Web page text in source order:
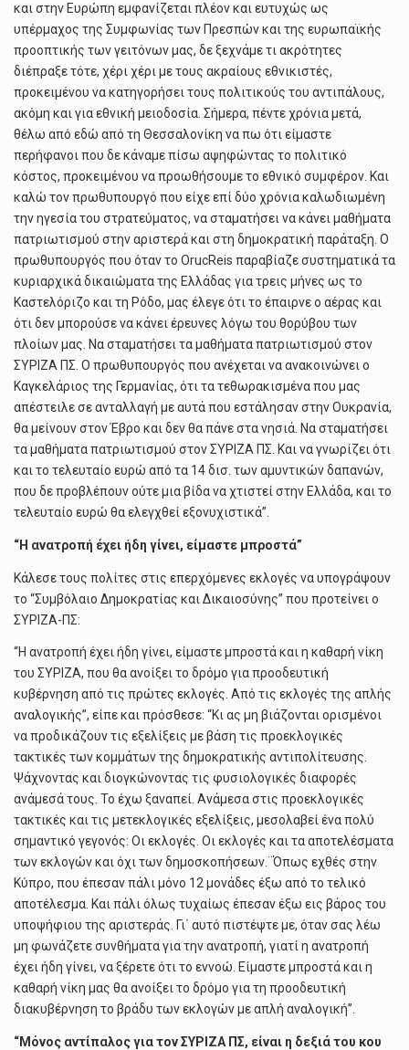
και στην Ευρώπη εμφανίζεται πλέον και ευτυχώς ως
υπέρμαχος της Συμφωνίας των Πρεσπών και της ευρωπαϊκής
προοπτικής των γειτόνων μας, δε ξεχνάμε τι ακρότητες
διέπραξε τότε, χέρι χέρι με τους ακραίους εθνικιστές,
προκειμένου να κατηγορήσει τους πολιτικούς του αντιπάλους,
ακόμη και για εθνική μειοδοσία. Σήμερα, πέντε χρόνια μετά,
θέλω από εδώ από τη Θεσσαλονίκη να πω ότι είμαστε
περήφανοι που δε κάναμε πίσω αψηφώντας το πολιτικό
κόστος, προκειμένου να προωθήσουμε το εθνικό συμφέρον. Και
καλώ τον πρωθυπουργό που είχε επί δύο χρόνια καλωδιωμένη
την ηγεσία του στρατεύματος, να σταματήσει να κάνει μαθήματα
πατριωτισμού στην αριστερά και στη δημοκρατική παράταξη. Ο
πρωθυπουργός που όταν το OrucReis παραβίαζε συστηματικά τα
κυριαρχικά δικαιώματα της Ελλάδας για τρεις μήνες ως το
Καστελόριζο και τη Ρόδο, μας έλεγε ότι το έπαιρνε ο αέρας και
ότι δεν μπορούσε να κάνει έρευνες λόγω του θορύβου των
πλοίων μας. Να σταματήσει τα μαθήματα πατριωτισμού στον
ΣΥΡΙΖΑ ΠΣ. Ο πρωθυπουργός που ανέχεται να ανακοινώνει ο
Καγκελάριος της Γερμανίας, ότι τα τεθωρακισμένα που μας
απέστειλε σε ανταλλαγή με αυτά που εστάλησαν στην Ουκρανία,
θα μείνουν στον Έβρο και δεν θα πάνε στα νησιά. Να σταματήσει
τα μαθήματα πατριωτισμού στον ΣΥΡΙΖΑ ΠΣ. Και να γνωρίζει ότι
και το τελευταίο ευρώ από τα 14 δισ. των αμυντικών δαπανών,
που δε προβλέπουν ούτε μια βίδα να χτιστεί στην Ελλάδα, και το
τελευταίο ευρώ θα ελεγχθεί εξονυχιστικά”.
“Η ανατροπή έχει ήδη γίνει, είμαστε μπροστά”
Κάλεσε τους πολίτες στις επερχόμενες εκλογές να υπογράψουν
το “Συμβόλαιο Δημοκρατίας και Δικαιοσύνης” που προτείνει ο
ΣΥΡΙΖΑ-ΠΣ:
“Η ανατροπή έχει ήδη γίνει, είμαστε μπροστά και η καθαρή νίκη
του ΣΥΡΙΖΑ, που θα ανοίξει το δρόμο για προοδευτική
κυβέρνηση από τις πρώτες εκλογές. Από τις εκλογές της απλής
αναλογικής”, είπε και πρόσθεσε: “Κι ας μη βιάζονται ορισμένοι
να προδικάζουν τις εξελίξεις με βάση τις προεκλογικές
τακτικές των κομμάτων της δημοκρατικής αντιπολίτευσης.
Ψάχνοντας και διογκώνοντας τις φυσιολογικές διαφορές
ανάμεσά τους. Το έχω ξαναπεί. Ανάμεσα στις προεκλογικές
τακτικές και τις μετεκλογικές εξελίξεις, μεσολαβεί ένα πολύ
σημαντικό γεγονός: Οι εκλογές. Οι εκλογές και τα αποτελέσματα
των εκλογών και όχι των δημοσκοπήσεων.¨Όπως εχθές στην
Κύπρο, που έπεσαν πάλι μόνο 12 μονάδες έξω από το τελικό
αποτέλεσμα. Και πάλι όλως τυχαίως έπεσαν έξω εις βάρος του
υποψήφιου της αριστεράς. Γι΄ αυτό πιστέψτε με, όταν σας λέω
μη φωνάζετε συνθήματα για την ανατροπή, γιατί η ανατροπή
έχει ήδη γίνει, να ξέρετε ότι το εννοώ. Είμαστε μπροστά και η
καθαρή νίκη μας θα ανοίξει το δρόμο για τη προοδευτική
διακυβέρνηση το βράδυ των εκλογών με απλή αναλογική”.
“Μόνος αντίπαλος για τον ΣΥΡΙΖΑ ΠΣ, είναι η δεξιά του κου